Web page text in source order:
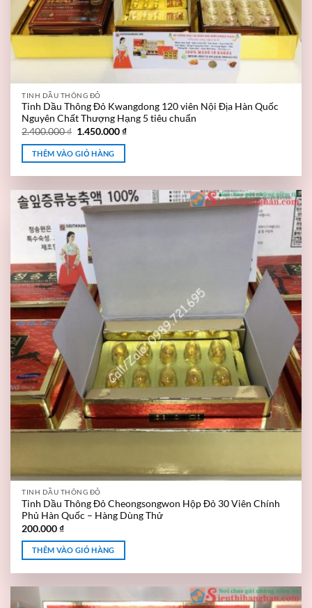
TINH DẦU THÔNG ĐỎ
Tinh Dầu Thông Đỏ Kwangdong 120 viên Nội Địa Hàn Quốc
Nguyên Chất Thượng Hạng 5 tiêu chuẩn
2.400.000₫ 1.450.000₫
THÊM VÀO GIỎ HÀNG
TINH DẦU THÔNG ĐỎ
Tinh Dầu Thông Đỏ Cheongsongwon Hộp Đỏ 30 Viên Chính
Phủ Hàn Quốc – Hàng Dùng Thử
200.000₫
THÊM VÀO GIỎ HÀNG